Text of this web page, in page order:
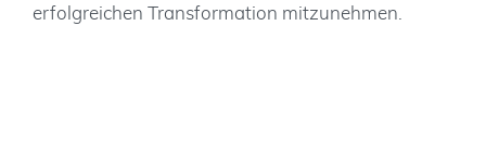
erfolgreichen Transformation mitzunehmen.